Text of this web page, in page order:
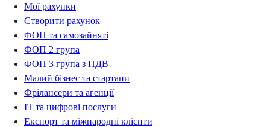
Мої рахунки
Створити рахунок
ФОП та самозайняті
ФОП 2 група
ФОП 3 група з ПДВ
Малий бізнес та стартапи
Фрілансери та агенції
IT та цифрові послуги
Експорт та міжнародні клієнти